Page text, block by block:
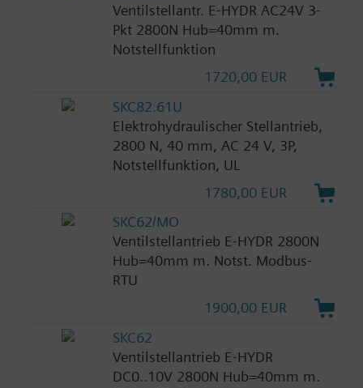
Ventilstellantr. E-HYDR AC24V 3-
Pkt 2800N Hub=40mm m.
Notstellfunktion
1720,00 EUR
SKC82.61U
Elektrohydraulischer Stellantrieb,
2800 N, 40 mm, AC 24 V, 3P,
Notstellfunktion, UL
1780,00 EUR
SKC62/MO
Ventilstellantrieb E-HYDR 2800N
Hub=40mm m. Notst. Modbus-
RTU
1900,00 EUR
SKC62
Ventilstellantrieb E-HYDR
DC0..10V 2800N Hub=40mm m.